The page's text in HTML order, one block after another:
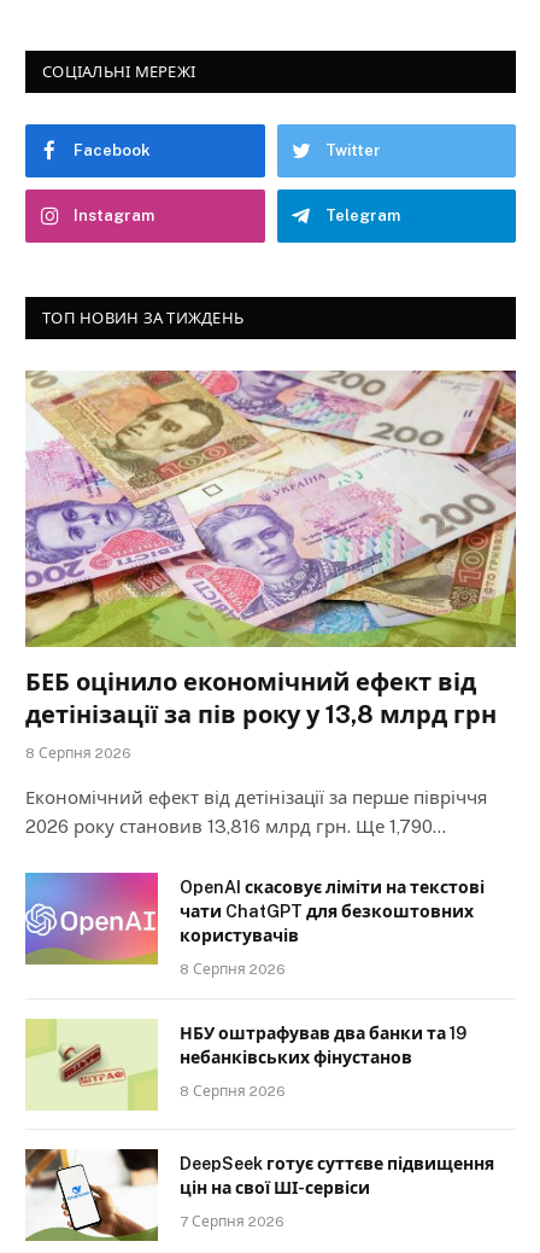
СОЦІАЛЬНІ МЕРЕЖІ
Facebook Twitter
Instagram Telegram
ТОП НОВИН ЗА ТИЖДЕНЬ
БЕБ оцінило економічний ефект від
детінізації за пів року у 13,8 млрд грн
8 Серпня 2026
Економічний ефект від детінізації за перше півріччя
2026 року становив 13,816 млрд грн. Ще 1,790…
OpenAI скасовує ліміти на текстові
чати ChatGPT для безкоштовних
користувачів
8 Серпня 2026
НБУ оштрафував два банки та 19
небанківських фінустанов
8 Серпня 2026
DeepSeek готує суттєве підвищення
цін на свої ШІ-сервіси
7 Серпня 2026